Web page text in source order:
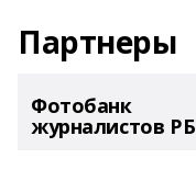
Партнеры
Фотобанк
журналистов РБ